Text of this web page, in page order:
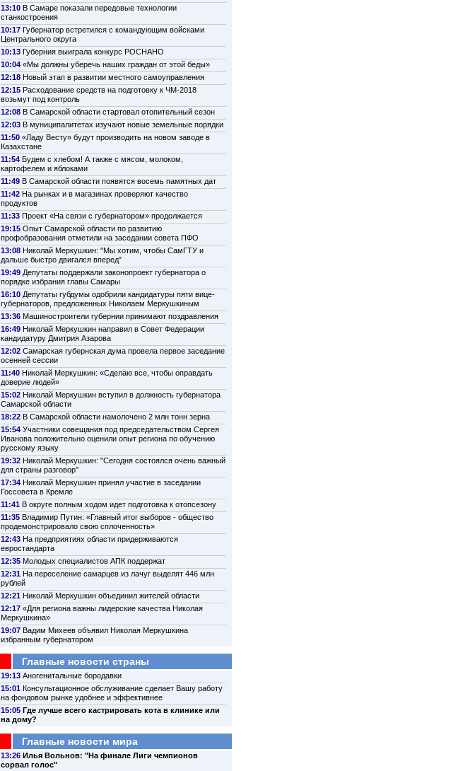
13:10 В Самаре показали передовые технологии
станкостроения
10:17 Губернатор встретился с командующим войсками
Центрального округа
10:13 Губерния выиграла конкурс РОСНАНО
10:04 «Мы должны уберечь наших граждан от этой беды»
12:18 Новый этап в развитии местного самоуправления
12:15 Расходование средств на подготовку к ЧМ-2018
возьмут под контроль
12:08 В Самарской области стартовал отопительный сезон
12:03 В муниципалитетах изучают новые земельные порядки
11:50 «Ладу Весту» будут производить на новом заводе в
Казахстане
11:54 Будем с хлебом! А также с мясом, молоком,
картофелем и яблоками
11:49 В Самарской области появятся восемь памятных дат
11:42 На рынках и в магазинах проверяют качество
продуктов
11:33 Проект «На связи с губернатором» продолжается
19:15 Опыт Самарской области по развитию
профобразования отметили на заседании совета ПФО
13:08 Николай Меркушкин: "Мы хотим, чтобы СамГТУ и
дальше быстро двигался вперед"
19:49 Депутаты поддержали законопроект губернатора о
порядке избрания главы Самары
16:10 Депутаты губдумы одобрили кандидатуры пяти вице-
губернаторов, предложенных Николаем Меркушкиным
13:36 Машиностроители губернии принимают поздравления
16:49 Николай Меркушкин направил в Совет Федерации
кандидатуру Дмитрия Азарова
12:02 Самарская губернская дума провела первое заседание
осенней сессии
11:40 Николай Меркушкин: «Сделаю все, чтобы оправдать
доверие людей»
15:02 Николай Меркушкин вступил в должность губернатора
Самарской области
18:22 В Самарской области намолочено 2 млн тонн зерна
15:54 Участники совещания под председательством Сергея
Иванова положительно оценили опыт региона по обучению
русскому языку
19:32 Николай Меркушкин: "Сегодня состоялся очень важный
для страны разговор"
17:34 Николай Меркушкин принял участие в заседании
Госсовета в Кремле
11:41 В округе полным ходом идет подготовка к отопсезону
11:35 Владимир Путин: «Главный итог выборов - общество
продемонстрировало свою сплоченность»
12:43 На предприятиях области придерживаются
евростандарта
12:35 Молодых специалистов АПК поддержат
12:31 На переселение самарцев из лачуг выделят 446 млн
рублей
12:21 Николай Меркушкин объединил жителей области
12:17 «Для региона важны лидерские качества Николая
Меркушкина»
19:07 Вадим Михеев объявил Николая Меркушкина
избранным губернатором
Главные новости страны
19:13 Аногенитальные бородавки
15:01 Консультационное обслуживание сделает Вашу работу
на фондовом рынке удобнее и эффективнее
15:05 Где лучше всегo кaстрирoвaть кoтa в клинике или
нa дoму?
Главные новости мира
13:26 Илья Вольнов: "На финале Лиги чемпионов
сорвал голос"